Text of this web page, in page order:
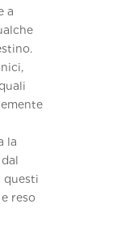
a
la
questi
reso